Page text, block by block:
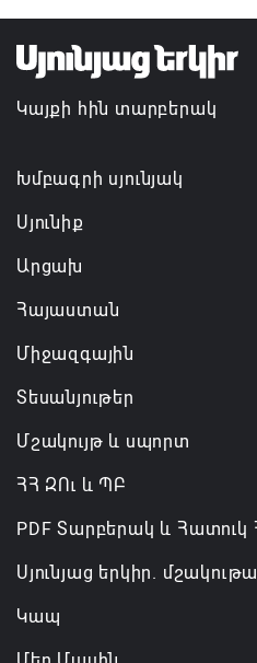
TRIP ծրագրով 120 մլն
Հայաստանի մի շարք
կլաստերների
Կայքի հին տարբերակ
Խմբագրի սյունյակ
Սյունիք
Արցախ
Հայաստան
Միջազգային
Տեսանյութեր
Մշակույթ և սպորտ
ՀՀ ԶՈւ և ՊԲ
PDF Տարբերակ և Հատուկ
Սյունյաց երկիր.
Կապ